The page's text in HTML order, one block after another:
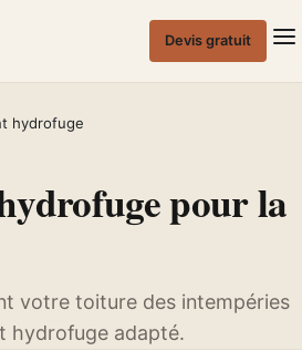
Devis gratuit
hydrofuge
pour la
votre toiture des intempéries
hydrofuge adapté.